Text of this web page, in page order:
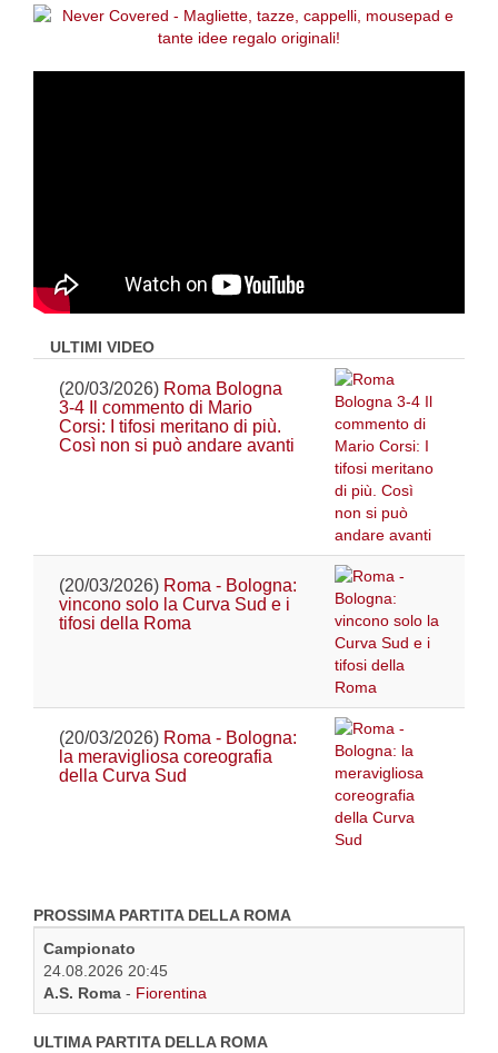
ULTIMI VIDEO
(20/03/2026) Roma Bologna
3-4 Il commento di Mario
Corsi: I tifosi meritano di più.
Così non si può andare avanti
(20/03/2026) Roma - Bologna:
vincono solo la Curva Sud e i
tifosi della Roma
(20/03/2026) Roma - Bologna:
la meravigliosa coreografia
della Curva Sud
PROSSIMA PARTITA DELLA ROMA
Campionato
24.08.2026 20:45
A.S. Roma - Fiorentina
ULTIMA PARTITA DELLA ROMA